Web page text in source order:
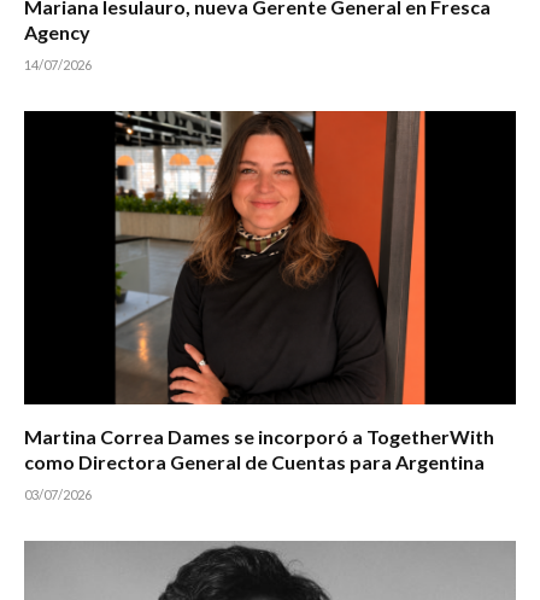
Mariana Iesulauro, nueva Gerente General en Fresca
Agency
14/07/2026
Martina Correa Dames se incorporó a TogetherWith
como Directora General de Cuentas para Argentina
03/07/2026